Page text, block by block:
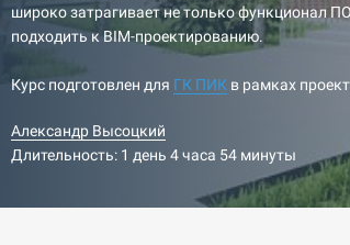
широко затрагивает не только функционал
подходить к BIM-проектированию.
Курс подготовлен для ГК ПИК в рамках
Александр Высоцкий
Длительность: 1 день 4 часа 54 минуты